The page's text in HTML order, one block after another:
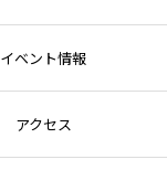
イベント情報
アクセス